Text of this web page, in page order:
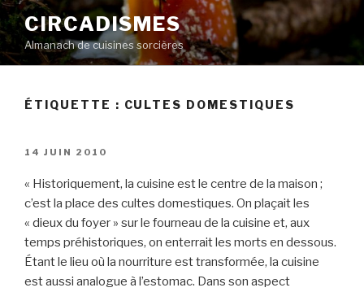
Aller
au
contenu
principal
CIRCADISMES
Almanach de cuisines sorcières
ÉTIQUETTE : CULTES DOMESTIQUES
PUBLIÉ
14 JUIN 2010
« Historiquement, la cuisine est le centre de la maison ;
c’est la place des cultes domestiques. On plaçait les
« dieux du foyer » sur le fourneau de la cuisine et, aux
temps préhistoriques, on enterrait les morts en dessous.
Étant le lieu où la nourriture est transformée, la cuisine
est aussi analogue à l’estomac. Dans son aspect